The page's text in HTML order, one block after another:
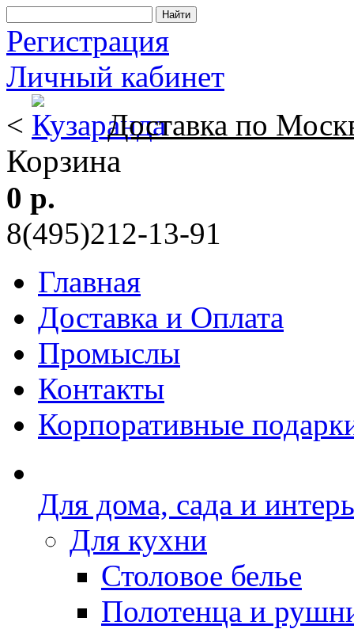
Регистрация
Личный кабинет
<
Доставка по
Корзина
0 р.
8(495)212-13-91
Главная
Доставка и Оплата
Промыслы
Контакты
Корпоративные
Для дома, сада и
Для кухни
Столовое белье
Полотенца и